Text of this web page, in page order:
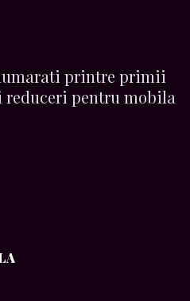
printre primii
reduceri pentru mobila